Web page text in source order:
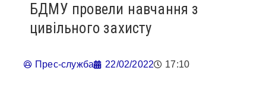
БДМУ провели навчання з
цивільного захисту
Прес-служба 22/02/2022 17:10